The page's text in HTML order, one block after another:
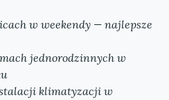
w weekendy — najlepsze
jednorodzinnych w
klimatyzacji w